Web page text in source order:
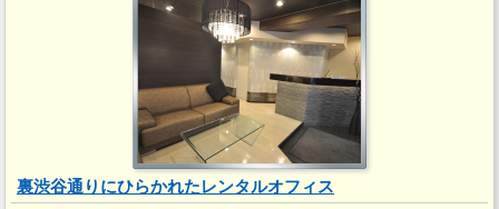
裏渋谷通りにひらかれたレンタルオフィス